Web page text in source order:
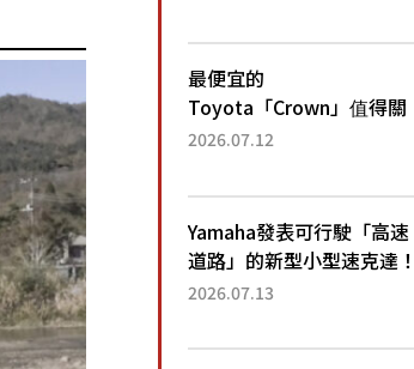
還推出467萬元日圓起的5
人座版...
最便宜的
Toyota「Crown」值得關
注！ 搭載4WD、每公升
眼！ 配備豐富、超越售價
水準，堪稱高CP值代表的
「...
2026.07.12
Yamaha發表可行駛「高速
道路」的新型小型速克達！
搭載能享受超強勁「渦輪
高階「Super Sport」車款
2026.07.13